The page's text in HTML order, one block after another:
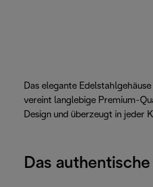
Das elegante
vereint langlebige Premium-
Design und überzeugt in jeder
Das